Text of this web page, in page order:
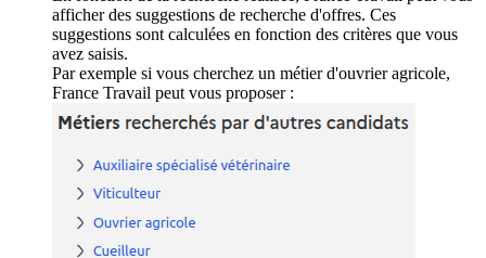
afficher des suggestions de recherche d'offres. Ces
suggestions sont calculées en fonction des critères que vous
avez saisis.
Par exemple si vous cherchez un métier d'ouvrier agricole,
France Travail peut vous proposer :